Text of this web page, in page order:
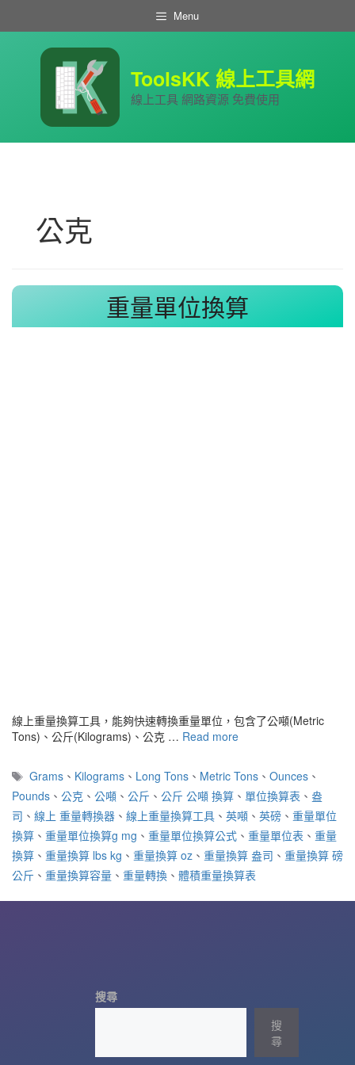
Menu
ToolsKK 線上工具網
線上工具 網路資源 免費使用
公克
重量單位換算
線上重量換算工具，能夠快速轉換重量單位，包含了公噸(Metric
Tons)、公斤(Kilograms)、公克 … Read more
標
籤
Grams 、 Kilograms 、 Long Tons 、 Metric Tons 、Ounces 、
Pounds 、 公克 、 公噸 、 公斤 、 公斤 公噸 換算 、 單位換算表 、 盎
司 、 線上 重量轉換器 、 線上重量換算工具 、 英噸 、 英磅 、 重量單位
換算 、 重量單位換算g mg 、 重量單位換算公式 、 重量單位表 、 重量
換算 、 重量換算 lbs kg 、 重量換算 oz 、 重量換算 盎司 、 重量換算 磅
公斤 、 重量換算容量 、 重量轉換 、 體積重量換算表
搜尋
搜
尋